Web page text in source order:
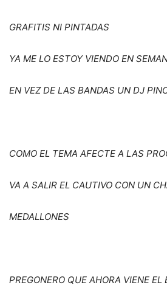
GRAFITIS NI PINTADAS
YA ME LO ESTOY VIENDO EN
EN VEZ DE LAS BANDAS UN DJ
COMO EL TEMA AFECTE A LAS
VA A SALIR EL CAUTIVO CON UN
MEDALLONES
PREGONERO QUE AHORA VIENE EL